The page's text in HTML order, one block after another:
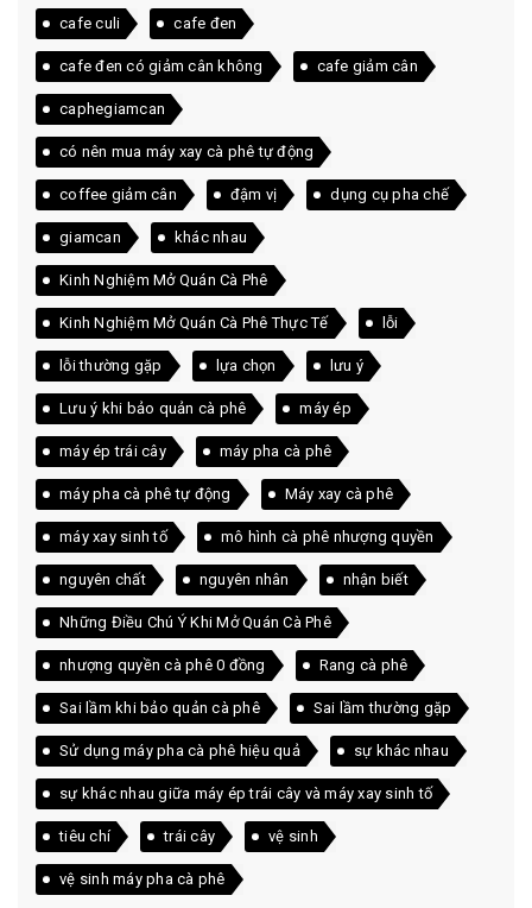
cafe culi cafe đen
cafe đen có giảm cân không cafe giảm cân
caphegiamcan
có nên mua máy xay cà phê tự động
coffee giảm cân đậm vị dụng cụ pha chế
giamcan khác nhau
Kinh Nghiệm Mở Quán Cà Phê
Kinh Nghiệm Mở Quán Cà Phê Thực Tế lỗi
lỗi thường gặp lựa chọn lưu ý
Lưu ý khi bảo quản cà phê máy ép
máy ép trái cây máy pha cà phê
máy pha cà phê tự động Máy xay cà phê
máy xay sinh tố mô hình cà phê nhượng quyền
nguyên chất nguyên nhân nhận biết
Những Điều Chú Ý Khi Mở Quán Cà Phê
nhượng quyền cà phê 0 đồng Rang cà phê
Sai lầm khi bảo quản cà phê Sai lầm thường gặp
Sử dụng máy pha cà phê hiệu quả sự khác nhau
sự khác nhau giữa máy ép trái cây và máy xay sinh tố
tiêu chí trái cây vệ sinh
vệ sinh máy pha cà phê